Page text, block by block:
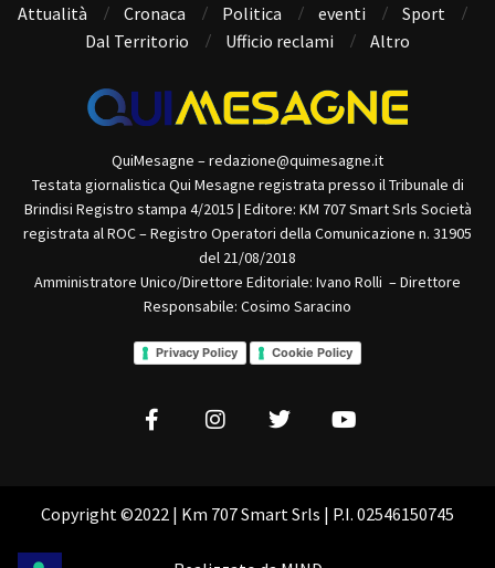
Attualità Cronaca Politica eventi
Sport
Dal Territorio
Ufficio reclami Altro
QuiMesagne – redazione@quimesagne.it
Testata giornalistica Qui Mesagne registrata presso il Tribunale di
Brindisi Registro stampa 4/2015 | Editore: KM 707 Smart Srls Società
registrata al ROC – Registro Operatori della Comunicazione n. 31905
del 21/08/2018
Amministratore Unico/Direttore Editoriale: Ivano Rolli – Direttore
Responsabile: Cosimo Saracino
Privacy Policy Cookie Policy
Copyright ©2022 | Km 707 Smart Srls | P.I. 02546150745